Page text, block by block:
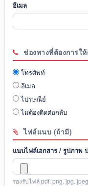
อีเมล
ช่องทางที่ต้องการใ
โทรศัพท์
อีเมล
ไปรษณีย์
ไม่ต้องติดต่อกลับ
ไฟล์แนบ (ถ้ามี)
แนบไฟล์เอกสาร / รูปภาพ
รองรับไฟล์ pdf, png, jpg,